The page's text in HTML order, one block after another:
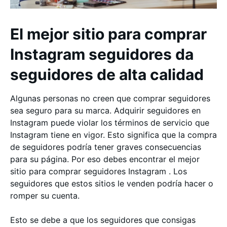
El mejor sitio para comprar
Instagram seguidores da
seguidores de alta calidad
Algunas personas no creen que comprar seguidores
sea seguro para su marca. Adquirir seguidores en
Instagram puede violar los términos de servicio que
Instagram tiene en vigor. Esto significa que la compra
de seguidores podría tener graves consecuencias
para su página. Por eso debes encontrar el mejor
sitio para comprar seguidores Instagram . Los
seguidores que estos sitios le venden podría hacer o
romper su cuenta.
Esto se debe a que los seguidores que consigas